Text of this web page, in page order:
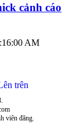
cảnh cáo
AM
trên
viên đăng.